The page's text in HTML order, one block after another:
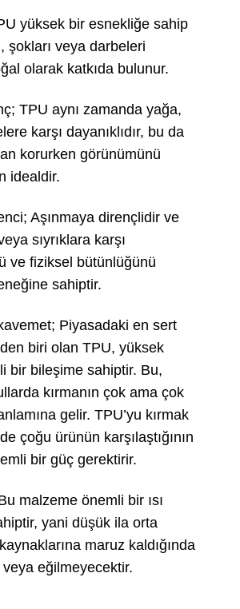
yüksek bir esnekliğe sahip
şokları veya darbeleri
olarak katkıda bulunur.
TPU aynı zamanda yağa,
karşı dayanıklıdır, bu da
korurken görünümünü
idealdir.
Aşınmaya dirençlidir ve
sıyrıklara karşı
ve fiziksel bütünlüğünü
sahiptir.
Piyasadaki en sert
biri olan TPU, yüksek
bir bileşime sahiptir. Bu,
kırmanın çok ama çok
gelir. TPU’yu kırmak
çoğu ürünün karşılaştığının
bir güç gerektirir.
malzeme önemli bir ısı
yani düşük ila orta
maruz kaldığında
eğilmeyecektir.